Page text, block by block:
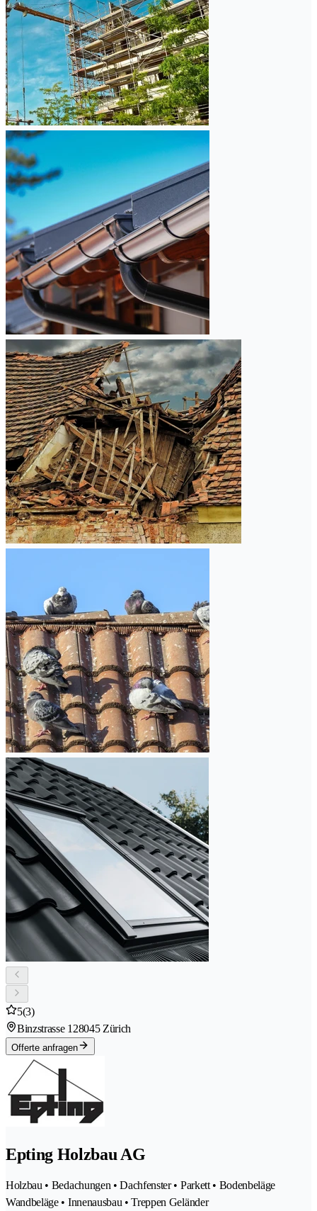
5(3)
Binzstrasse 128045 Zürich
Offerte anfragen
Epting Holzbau AG
Holzbau • Bedachungen • Dachfenster • Parkett • Bodenbeläge
Wandbeläge • Innenausbau • Treppen Geländer